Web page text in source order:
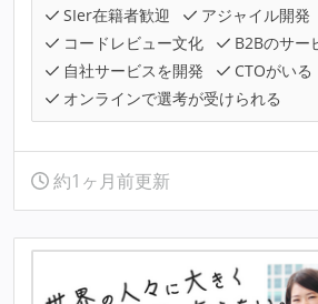
SIer在籍者歓迎
アジャイル開発
コードレビュー文化
B2Bのサー
自社サービスを開発
CTOがいる
オンラインで選考が受けられる
約1ヶ月前更新